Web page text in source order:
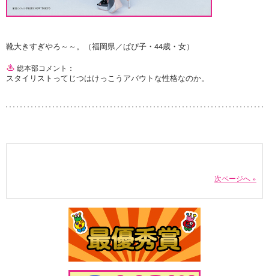
靴大きすぎやろ～～。（福岡県／ぱぴ子・44歳・女）
総本部コメント：
スタイリストってじつはけっこうアバウトな性格なのか。
次ページへ »